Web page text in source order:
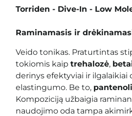
Torriden - Dive-In - Low
Raminamasis ir
Veido tonikas. Praturtintas
tokiomis kaip trehalozė,
derinys efektyviai ir
elastingumo. Be to,
Kompoziciją užbaigia
naudojimo oda tampa